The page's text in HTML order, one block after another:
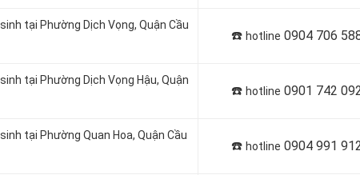
tại Phường Dịch Vọng, Quận Cầu
☎️ hotline 0904 706
tại Phường Dịch Vọng Hậu, Quận
☎️ hotline 0901 742
tại Phường Quan Hoa, Quận Cầu
☎️ hotline 0904 991